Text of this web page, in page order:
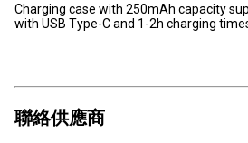
Charging case with 250mAh capacity
with USB Type-C and 1-2h charging
聯絡供應商